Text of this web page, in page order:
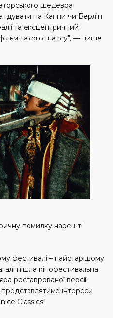
шедевра
на Канни чи Берлін
та ексцентричний
такого шансу", — пише
помилку нарешті
фестивалі – найстарішому
пішла кінофестивальна
реставрованої версії
інтереси
Classics".